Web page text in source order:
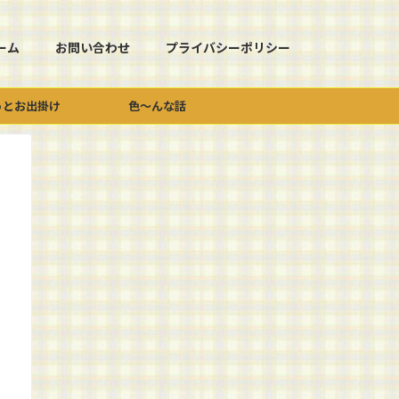
ム お問い合わせ プライバシーポリシー
お出掛け 色～んな話